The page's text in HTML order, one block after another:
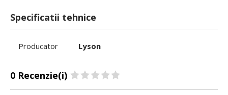
Specificatii tehnice
Producator Lyson
0 Recenzie(i)